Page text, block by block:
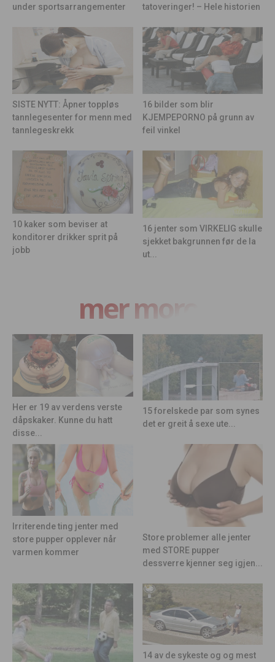
under sportsarrangementer
tatoveringer! – Hele historien
SISTE NYTT: Åpner toppløs
tannlegesenter for menn med
tannlegeskrekk
16 bilder som blir
KJEMPEPORNO på grunn av
feil vinkel
10 kaker som beviser at
konditorer drikker sprit på
jobb
16 jenter som VIRKELIG skulle
sjekket bakgrunnen før de la
ut...
mer moro
Her er 19 av verdens verste
dåpskaker. Kunne du hatt
disse...
15 forelskede par som synes
det er greit å sexe ute...
Irriterende ting jenter med
store pupper opplever når
varmen kommer
Store problemer alle jenter
med STORE pupper
dessverre kjenner seg igjen...
14 av de sykeste og og mest